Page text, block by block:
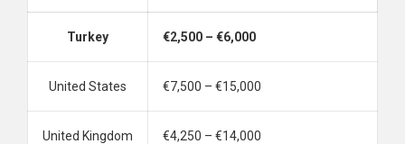
Turkey €2,500 – €6,000
United States €7,500 – €15,000
United Kingdom €4,250 – €14,000